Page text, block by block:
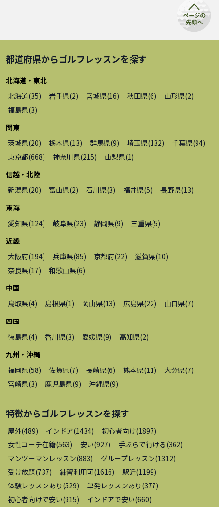
都道府県からゴルフレッスンを探す
北海道・東北
北海道(35) 岩手県(2) 宮城県(16) 秋田県(6) 山形県(2)
福島県(3)
関東
茨城県(20) 栃木県(13) 群馬県(9) 埼玉県(132) 千葉県(94)
東京都(668) 神奈川県(215) 山梨県(1 )
信越・北陸
新潟県(20) 富山県(2) 石川県(3) 福井県(5) 長野県(13)
東海
愛知県(124) 岐阜県(23) 静岡県(9) 三重県(5)
近畿
大阪府(194) 兵庫県(85) 京都府(22) 滋賀県(10)
奈良県(17) 和歌山県(6)
中国
鳥取県(4) 島根県(1 ) 岡山県(13) 広島県(22) 山口県(7)
四国
徳島県(4) 香川県(3) 愛媛県(9) 高知県(2)
九州・沖縄
福岡県(58) 佐賀県(7) 長崎県(6) 熊本県(11 ) 大分県(7)
宮崎県(3) 鹿児島県(9) 沖縄県(9)
特徴からゴルフレッスンを探す
屋外(489) インドア(1434) 初心者向け(1897)
女性コーチ在籍(563) 安い(927) 手ぶらで行ける(362)
マンツーマンレッスン(883) グループレッスン(1312)
受け放題(737) 練習利用可(1616) 駅近(1199)
体験レッスンあり (529) 単発レッスンあり (377)
初心者向けで安い(915) インドアで安い(660)